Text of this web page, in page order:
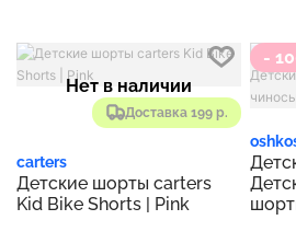
Доставка 199 р.
Нет в наличии
carters
Детские шорты carters
Kid Bike Shorts | Pink
-